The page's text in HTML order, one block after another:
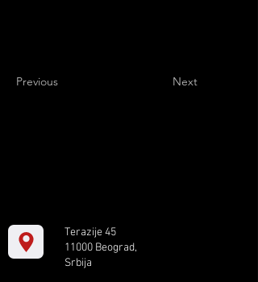
Previous Next
Terazije 45
11000 Beograd,
Srbija